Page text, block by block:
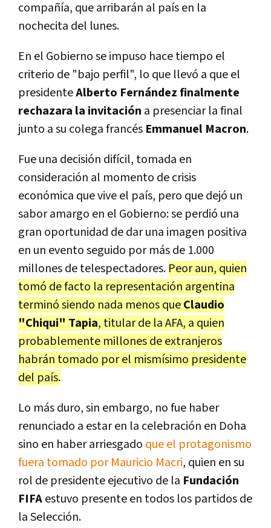
compañía, que arribarán al país en la
nochecita del lunes.
En el Gobierno se impuso hace tiempo el
criterio de "bajo perfil", lo que llevó a que el
presidenteAlberto Fernández finalmente
rechazara la invitación a presenciar la final
junto a su colega francés Emmanuel Macron.
Fue una decisión difícil, tomada en
consideración al momento de crisis
económica que vive el país, pero que dejó un
sabor amargo en el Gobierno: se perdió una
gran oportunidad de dar una imagen positiva
en un evento seguido por más de 1.000
millones de telespectadores. Peor aun, quien
tomó de facto la representación argentina
terminó siendo nada menos queClaudio
"Chiqui" Tapia, titular de la AFA, a quien
probablemente millones de extranjeros
habrán tomado por el mismísimo presidente
del país.
Lo más duro, sin embargo, no fue haber
renunciado a estar en la celebración en Doha
sino en haber arriesgado que el protagonismo
fuera tomado por Mauricio Macri, quien en su
rol de presidente ejecutivo de la Fundación
FIFAestuvo presente en todos los partidos de
la Selección.